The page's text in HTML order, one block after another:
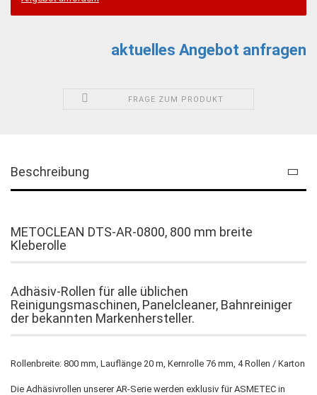
aktuelles Angebot anfragen
FRAGE ZUM PRODUKT
Beschreibung
METOCLEAN DTS-AR-0800, 800 mm breite
Kleberolle
Adhäsiv-Rollen für alle üblichen
Reinigungsmaschinen, Panelcleaner, Bahnreiniger
der bekannten Markenhersteller.
Rollenbreite: 800 mm, Lauflänge 20 m, Kernrolle 76 mm, 4 Rollen / Karton
Die Adhäsivrollen unserer AR-Serie werden exklusiv für ASMETEC in